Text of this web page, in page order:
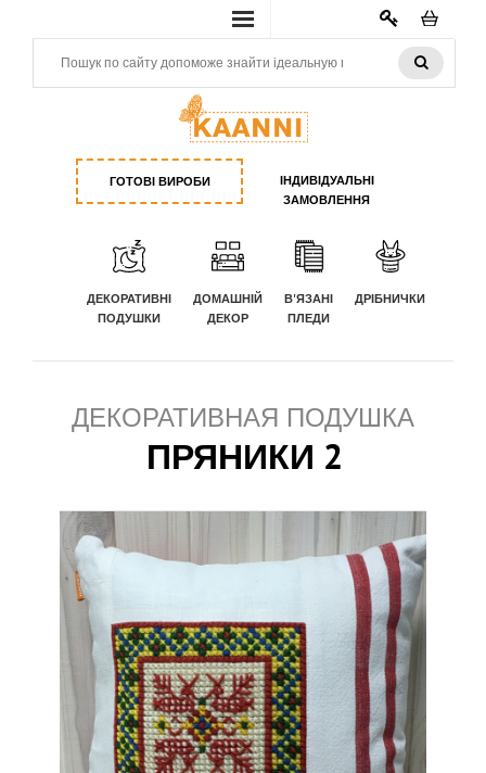
КАБИНЕТ
ГОТОВІ ВИРОБИ
ІНДИВІДУАЛЬНІ
ЗАМОВЛЕННЯ
ДЕКОРАТИВНІ
ПОДУШКИ
ДОМАШНІЙ
ДЕКОР
В'ЯЗАНІ
ПЛЕДИ
ДРІБНИЧКИ
ДЕКОРАТИВНАЯ ПОДУШКА
ПРЯНИКИ 2